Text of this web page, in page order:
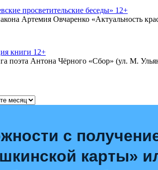
просветительские беседы» 12+
Артемия Овчаренко «Актуальность
книги 12+
поэта Антона Чёрного «Сбор» (ул. М.
с
карты»